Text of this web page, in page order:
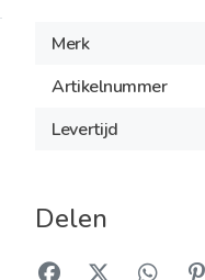
Merk
Artikelnummer
Levertijd
Delen